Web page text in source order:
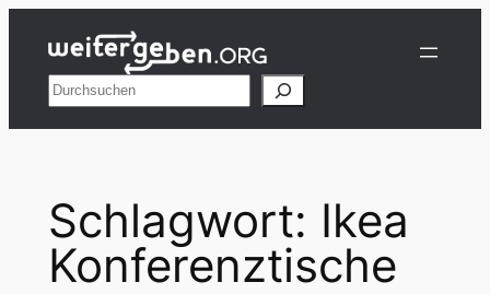
Inhalt
springenSuchen
Schlagwort: Ikea
Konferenztische